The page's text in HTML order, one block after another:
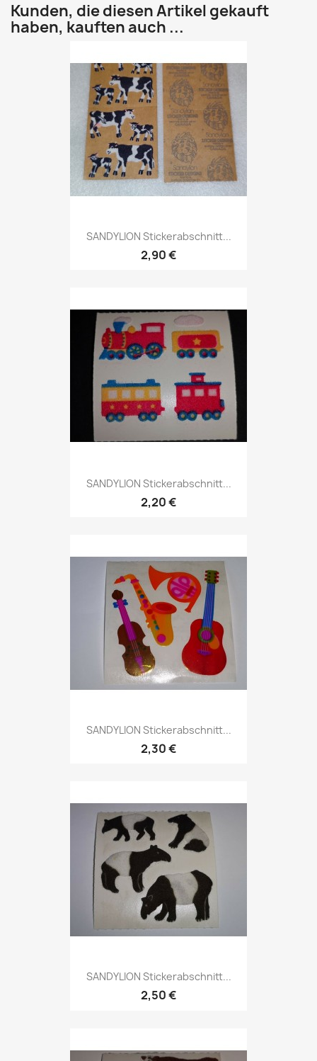
Kunden, die diesen Artikel gekauft
haben, kauften auch ...
SANDYLION Stickerabschnitt...
2,90 €
SANDYLION Stickerabschnitt...
2,20 €
SANDYLION Stickerabschnitt...
2,30 €
SANDYLION Stickerabschnitt...
2,50 €